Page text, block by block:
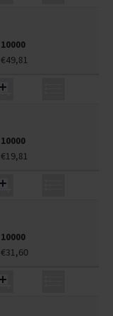
10000
€49,81
10000
€19,81
10000
€31,60